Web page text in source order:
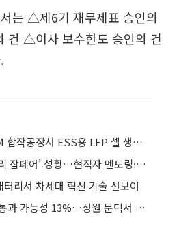
는 △제6기 재무제표 승인의
건 △이사 보수한도 승인의 건
LG에너지솔루션, 美 GM 합작공장서 ESS용 LFP 셀 생산 시작
LG에너지솔루션, ‘배터리 잡페어’ 성황…현직자 멘토링·설명회 진행
리서 차세대 혁신 기술 선보여
美 클래리티 법안 연내 통과 가능성 13%…상원 문턱서 제동